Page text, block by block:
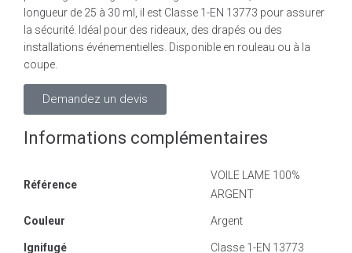
longueur de 25 à 30 ml, il est Classe 1-EN 13773 pour assurer
la sécurité. Idéal pour des rideaux, des drapés ou des
installations événementielles. Disponible en rouleau ou à la
coupe.
Demandez un devis
Informations complémentaires
Référence
VOILE LAME 100%
ARGENT
Couleur Argent
Ignifugé Classe 1-EN 13773